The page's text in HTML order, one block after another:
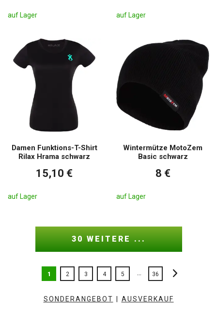
auf Lager auf Lager
Damen Funktions-T-Shirt
Rilax Hrama schwarz
15,10 €
auf Lager
Wintermütze MotoZem
Basic schwarz
8 €
auf Lager
30 WEITERE ...
1 2 3 4 5 ... 36
SONDERANGEBOT AUSVERKAUF